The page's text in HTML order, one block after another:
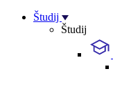
Študij
Študij